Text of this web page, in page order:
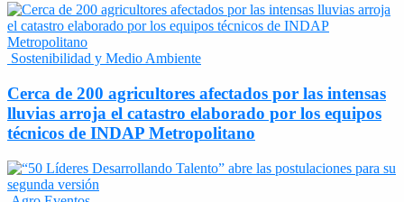
Sostenibilidad y Medio Ambiente
Cerca de 200 agricultores afectados por las intensas
lluvias arroja el catastro elaborado por los equipos
técnicos de INDAP Metropolitano